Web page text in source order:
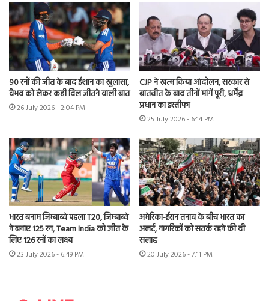
90 रनों की जीत के बाद ईशान का खुलासा,
वैभव को लेकर कही दिल जीतने वाली बात
26 July 2026 - 2:04 PM
CJP ने खत्म किया आंदोलन, सरकार से
बातचीत के बाद तीनों मांगें पूरी, धर्मेंद्र
प्रधान का इस्तीफा
25 July 2026 - 6:14 PM
भारत बनाम जिम्बाब्वे पहला T20, जिम्बाब्वे
ने बनाए 125 रन, Team India को जीत के
लिए 126 रनों का लक्ष्य
23 July 2026 - 6:49 PM
अमेरिका-ईरान तनाव के बीच भारत का
अलर्ट, नागरिकों को सतर्क रहने की दी
सलाह
20 July 2026 - 7:11 PM